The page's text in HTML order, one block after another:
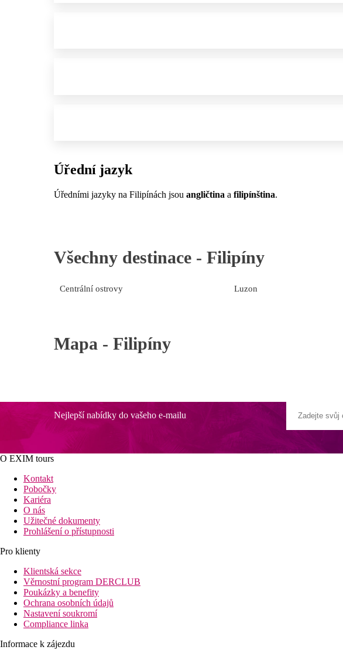
Úřední jazyk
Úředními jazyky na Filipínách jsou angličtina a filipínština.
Všechny destinace - Filipíny
Centrální ostrovy Luzon
Mapa - Filipíny
Nejlepší nabídky do vašeho e-mailu
O EXIM tours
Kontakt
Pobočky
Kariéra
O nás
Užitečné dokumenty
Prohlášení o přístupnosti
Pro klienty
Klientská sekce
Věrnostní program DERCLUB
Poukázky a benefity
Ochrana osobních údajů
Nastavení soukromí
Compliance linka
Informace k zájezdu